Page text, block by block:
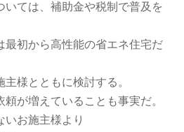
いては、補助金や税制で普及を
最初から高性能の省エネ住宅だ
様とともに検討する。
が増えていることも事実だ。
いお施主様より